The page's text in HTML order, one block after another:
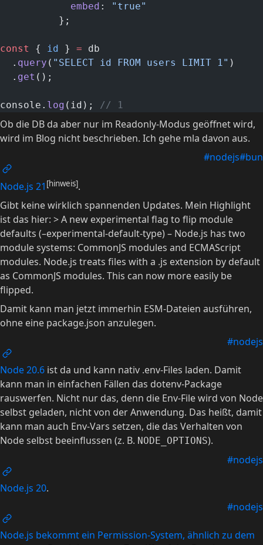
            embed
:
"true"
          };
const { id } = db
  .
query ( "SELECT id FROM users LIMIT 1" )
  .
get ();
console. log (id); // 1
Ob die DB da aber nur im Readonly-Modus geöffnet wird,
wird im Blog nicht beschrieben. Ich gehe mla davon aus.
#nodejs#bun
Node.js 21 [hinweis].
Gibt keine wirklich spannenden Updates. Mein Highlight
ist das hier: > A new experimental flag to flip module
defaults (–experimental-default-type) – Node.js has two
module systems: CommonJS modules and ECMAScript
modules. Node.js treats files with a .js extension by default
as CommonJS modules. This can now more easily be
flipped.
Damit kann man jetzt immerhin ESM-Dateien ausführen,
ohne eine package.json anzulegen.
#nodejs
Node 20.6 ist da und kann nativ .env-Files laden. Damit
kann man in einfachen Fällen das dotenv-Package
rauswerfen. Nicht nur das, denn die Env-File wird von Node
selbst geladen, nicht von der Anwendung. Das heißt, damit
kann man auch Env-Vars setzen, die das Verhalten von
Node selbst beeinflussen (z. B. NODE_OPTIONS).
#nodejs
Node.js 20.
#nodejs
Node.js bekommt ein Permission-System, ähnlich zu dem